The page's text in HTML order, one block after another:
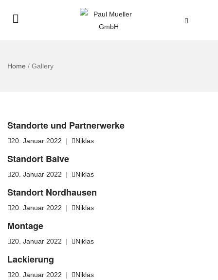
Home / Gallery
Standorte und Partnerwerke
20. Januar 2022 | Niklas
Standort Balve
20. Januar 2022 | Niklas
Standort Nordhausen
20. Januar 2022 | Niklas
Montage
20. Januar 2022 | Niklas
Lackierung
20. Januar 2022 | Niklas